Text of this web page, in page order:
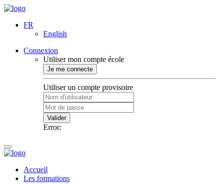
FR
English
Connexion
Utiliser mon compte école
Je me connecte
Utiliser un compte provisoire
Valider
Error:
Accueil
Les formations